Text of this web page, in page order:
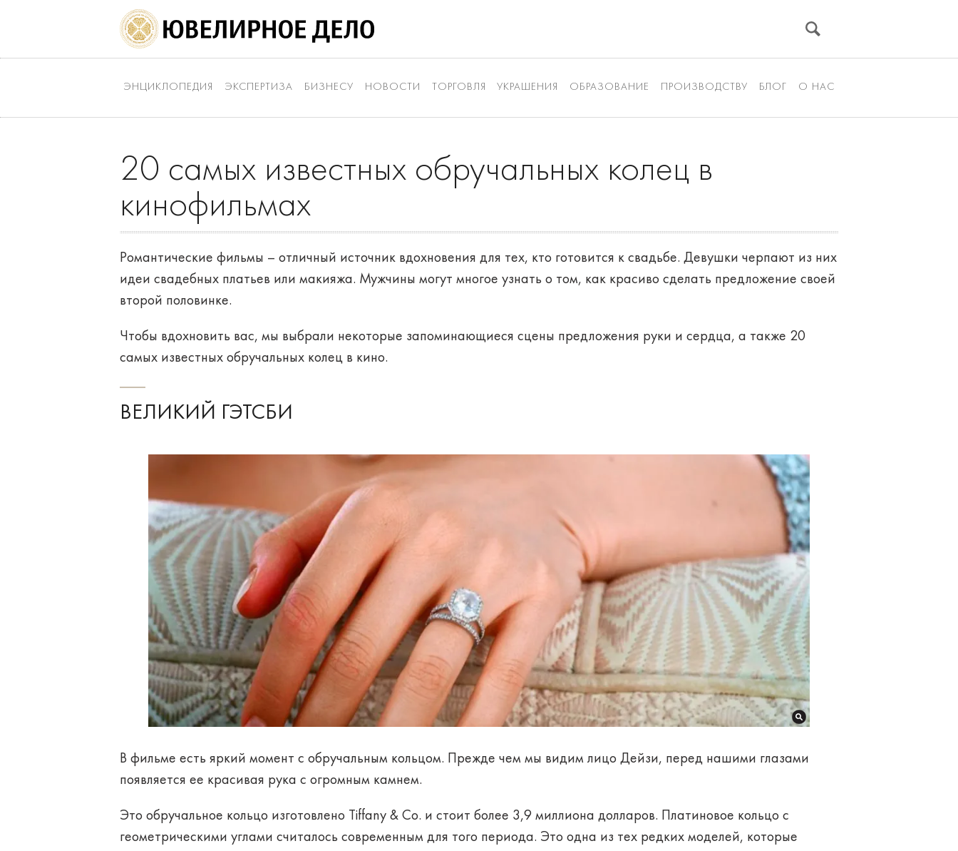
ЭНЦИКЛОПЕДИЯ ЭКСПЕРТИЗА БИЗНЕСУ НОВОСТИ ТОРГОВЛЯ УКРАШЕНИЯ ОБРАЗОВАНИЕ ПРОИЗВОДСТВУ БЛОГ О НАС
20 самых известных обручальных колец в
кинофильмах
Романтические фильмы – отличный источник вдохновения для тех, кто готовится к свадьбе. Девушки черпают из них
идеи свадебных платьев или макияжа. Мужчины могут многое узнать о том, как красиво сделать предложение своей
второй половинке.
Чтобы вдохновить вас, мы выбрали некоторые запоминающиеся сцены предложения руки и сердца, а также 20
самых известных обручальных колец в кино.
ВЕЛИКИЙ ГЭТСБИ
В фильме есть яркий момент с обручальным кольцом. Прежде чем мы видим лицо Дейзи, перед нашими глазами
появляется ее красивая рука с огромным камнем.
Это обручальное кольцо изготовлено Tiffany & Co. и стоит более 3,9 миллиона долларов. Платиновое кольцо с
геометрическими углами считалось современным для того периода. Это одна из тех редких моделей, которые